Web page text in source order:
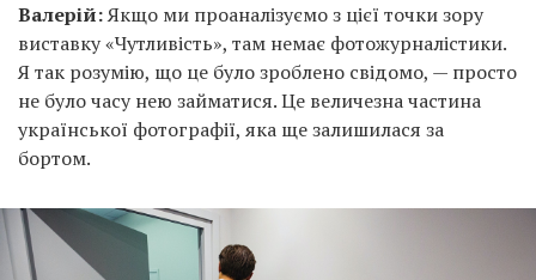
Валерій:Якщо ми проаналізуємо з цієї точки зору
виставку «Чутливість», там немає фотожурналістики.
Я так розумію, що це було зроблено свідомо, — просто
не було часу нею займатися. Це величезна частина
української фотографії, яка ще залишилася за
бортом.